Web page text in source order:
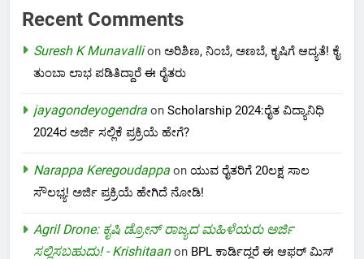
Recent Comments
Suresh K Munavallion ಅರಿಶಿಣ, ನಿಂಬೆ, ಅಣಬೆ, ಕೃಷಿಗೆ ಆದ್ಯತೆ! ಕೈ
ತುಂಬಾ ಲಾಭ ಪಡಿತಿದ್ದಾರೆ ಈ ರೈತರು
jayagondeyogendra on Scholarship 2024:ರೈತ ವಿದ್ಯಾನಿಧಿ
2024ರ ಅರ್ಜಿ ಸಲ್ಲಿಕೆ ಪ್ರಕ್ರಿಯೆ ಹೇಗೆ?
Narappa Keregoudappa on ಯುವ ರೈತರಿಗೆ 20ಲಕ್ಷ ಸಾಲ
ಸೌಲಭ್ಯ! ಅರ್ಜಿ ಪ್ರಕ್ರಿಯೆ ಹೇಗಿದೆ ನೋಡಿ!
Agril Drone: ಕೃಷಿ ಡ್ರೋನ್ ರಾಜ್ಯದ ಮಹಿಳೆಯರು ಅರ್ಜಿ
ಸಲ್ಲಿಸಬಹುದು! - Krishitaanon BPL ಕಾರ್ಡಿದ್ದರೆ ಈ ಆಫರ್ ಮಿಸ್